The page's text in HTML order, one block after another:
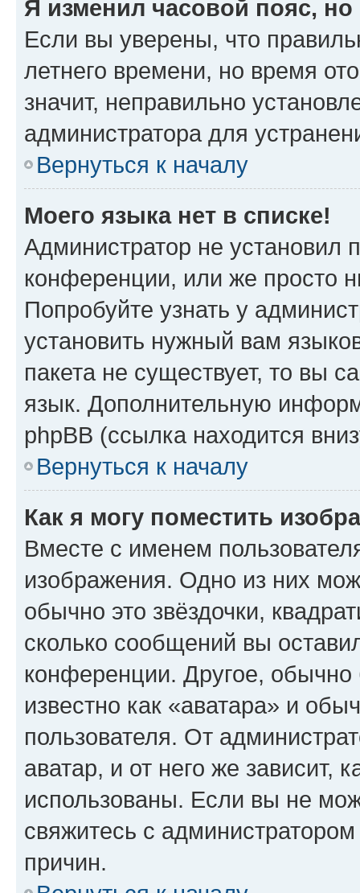
Я изменил часовой пояс,
Если вы уверены, что
летнего времени, но время
значит, неправильно
администратора для
Вернуться к началу
Моего языка нет в списке!
Администратор не установил
конференции, или же просто
Попробуйте узнать у
установить нужный вам
пакета не существует, то вы
язык. Дополнительную
phpBB (ссылка находится
Вернуться к началу
Как я могу поместить
Вместе с именем
изображения. Одно из них
обычно это звёздочки,
сколько сообщений вы
конференции. Другое,
известно как «аватара» и
пользователя. От
аватар, и от него же зависит,
использованы. Если вы не
свяжитесь с
причин.